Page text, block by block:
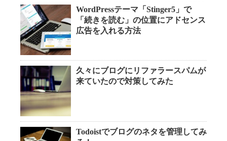
WordPressテーマ「Stinger5」で
「続きを読む」の位置にアドセンス
広告を入れる方法
久々にブログにリファラースパムが
来ていたので対策してみた
Todoistでブログのネタを管理してみ